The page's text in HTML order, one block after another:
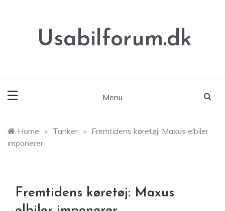
Usabilforum.dk
Menu
Home » Tanker » Fremtidens køretøj: Maxus elbiler
imponerer
Fremtidens køretøj: Maxus